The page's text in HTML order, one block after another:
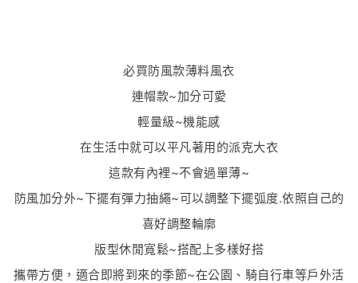
必買防風款薄料風衣
連帽款~加分可愛
輕量級~機能感
在生活中就可以平凡著用的派克大衣
這款有內裡~不會過單薄~
防風加分外~下擺有彈力抽繩~可以調整下擺弧度.依照自己的
喜好調整輪廓
版型休閒寬鬆~搭配上多樣好搭
攜帶方便，適合即將到來的季節~在公園、騎自行車等戶外活